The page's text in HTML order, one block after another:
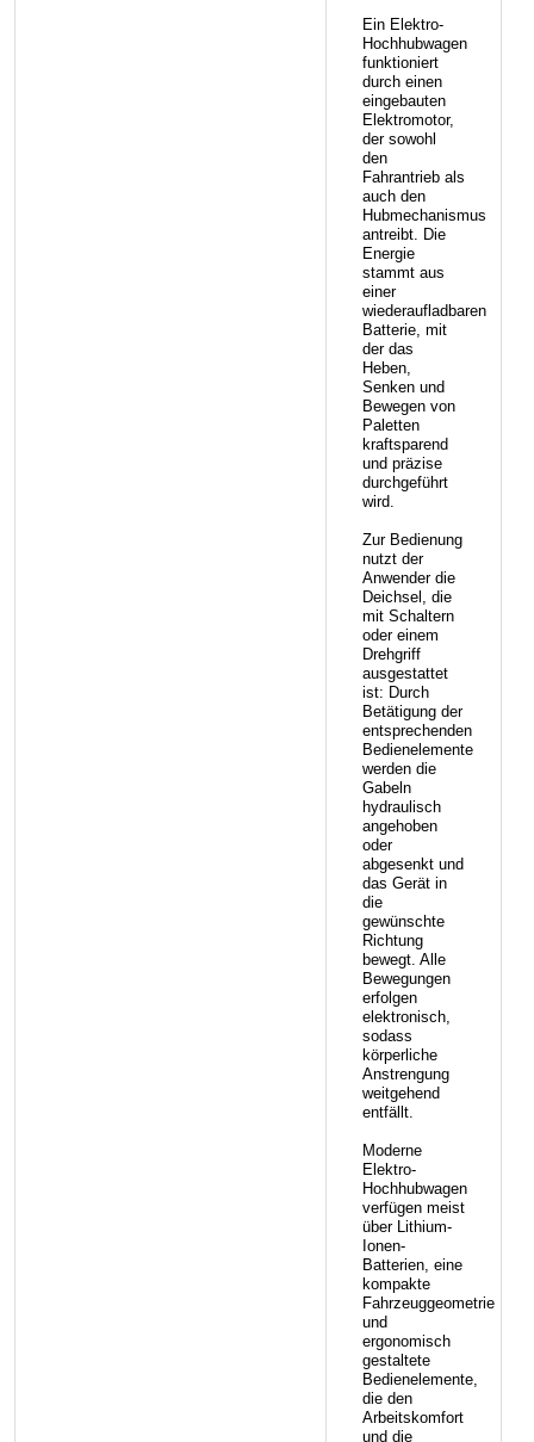
Ein Elektro-
Hochhubwagen
funktioniert
durch einen
eingebauten
Elektromotor,
der sowohl
den
Fahrantrieb als
auch den
Hubmechanismus
antreibt. Die
Energie
stammt aus
einer
wiederaufladbaren
Batterie, mit
der das
Heben,
Senken und
Bewegen von
Paletten
kraftsparend
und präzise
durchgeführt
wird.
Zur Bedienung
nutzt der
Anwender die
Deichsel, die
mit Schaltern
oder einem
Drehgriff
ausgestattet
ist: Durch
Betätigung der
entsprechenden
Bedienelemente
werden die
Gabeln
hydraulisch
angehoben
oder
abgesenkt und
das Gerät in
die
gewünschte
Richtung
bewegt. Alle
Bewegungen
erfolgen
elektronisch,
sodass
körperliche
Anstrengung
weitgehend
entfällt.
Moderne
Elektro-
Hochhubwagen
verfügen meist
über Lithium-
Ionen-
Batterien, eine
kompakte
Fahrzeuggeometrie
und
ergonomisch
gestaltete
Bedienelemente,
die den
Arbeitskomfort
und die